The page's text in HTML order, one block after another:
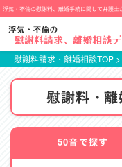
コ
ン
で
浮気・不倫の慰謝料、離婚手続に関して弁護士
弁
プ
ク
慰謝料請求・離婚相談TOP>
慰謝料・離
50音で探す